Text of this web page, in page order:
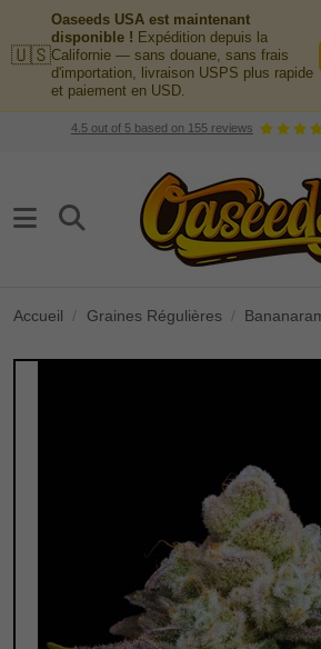
🇺🇸
Oaseeds USA est maintenant
disponible ! Expédition depuis la
Californie — sans douane, sans frais
d'importation, livraison USPS plus rapide
et paiement en USD.
4.5out of 5based on 155reviews
Accueil Graines Régulières